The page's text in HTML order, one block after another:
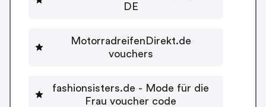
DE
MotorradreifenDirekt.de
vouchers
fashionsisters.de - Mode für die
Frau voucher code